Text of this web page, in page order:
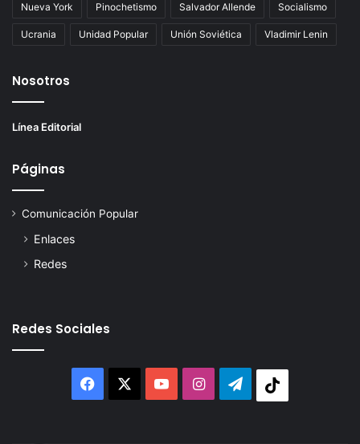
Nueva York Pinochetismo Salvador Allende Socialismo
Ucrania Unidad Popular Unión Soviética Vladimir Lenin
Nosotros
Línea Editorial
Páginas
Comunicación Popular
Enlaces
Redes
Redes Sociales
Facebook YouTubeInstagram
Telegram